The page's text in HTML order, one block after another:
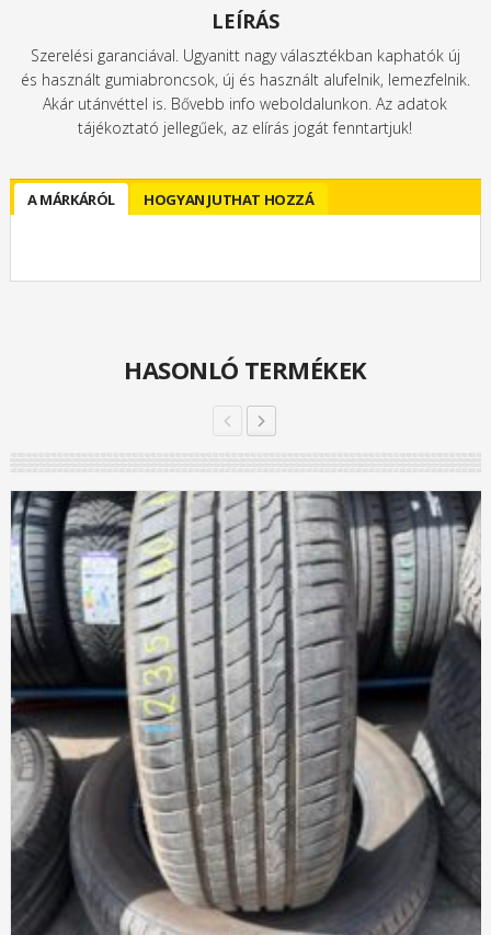
LEÍRÁS
Szerelési garanciával. Ugyanitt nagy választékban kaphatók új
és használt gumiabroncsok, új és használt alufelnik, lemezfelnik.
Akár utánvéttel is. Bővebb info weboldalunkon. Az adatok
tájékoztató jellegűek, az elírás jogát fenntartjuk!
A MÁRKÁRÓL HOGYAN JUTHAT HOZZÁ
HASONLÓ TERMÉKEK